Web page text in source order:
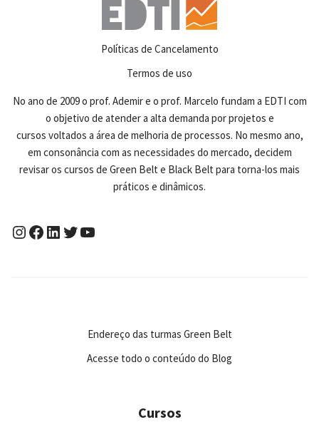
Políticas de Cancelamento
Termos de uso
No ano de 2009 o prof. Ademir e o prof. Marcelo fundam a EDTI com
o objetivo de atender a alta demanda por projetos e
cursos voltados a área de melhoria de processos. No mesmo ano,
em consonância com as necessidades do mercado, decidem
revisar os cursos de Green Belt e Black Belt para torna-los mais
práticos e dinâmicos.
Endereço das turmas Green Belt
Acesse todo o conteúdo do Blog
Cursos